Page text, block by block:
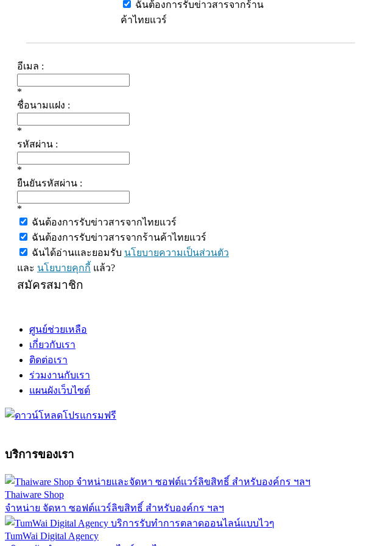
ฉันต้องการรับข่าวสารจากร้าน
ค้าไทยแวร์
อีเมล :
*
ชื่อนามแฝง :
*
รหัสผ่าน :
*
ยืนยันรหัสผ่าน :
*
ฉันต้องการรับข่าวสารจากไทยแวร์
ฉันต้องการรับข่าวสารจากร้านค้าไทยแวร์
ฉันได้อ่านและยอมรับ นโยบายความเป็นส่วนตัว
และ นโยบายคุกกี้ แล้ว?
สมัครสมาชิก
ศูนย์ช่วยเหลือ
เกี่ยวกับเรา
ติดต่อเรา
ร่วมงานกับเรา
แผนผังเว็บไซต์
บริการของเรา
Thaiware Shop
จำหน่าย จัดหา ซอฟต์แวร์ลิขสิทธิ์ สำหรับองค์กร ฯลฯ
TumWai Digital Agency